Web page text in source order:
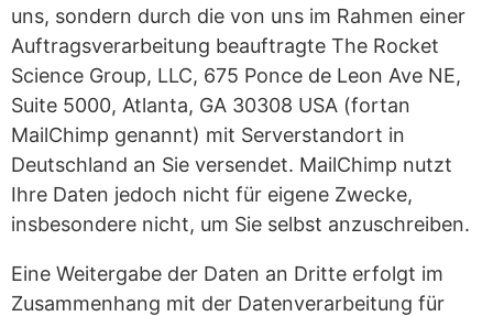
uns, sondern durch die von uns im Rahmen einer
Auftragsverarbeitung beauftragte The Rocket
Science Group, LLC, 675 Ponce de Leon Ave NE,
Suite 5000, Atlanta, GA 30308 USA (fortan
MailChimp genannt) mit Serverstandort in
Deutschland an Sie versendet. MailChimp nutzt
Ihre Daten jedoch nicht für eigene Zwecke,
insbesondere nicht, um Sie selbst anzuschreiben.
Eine Weitergabe der Daten an Dritte erfolgt im
Zusammenhang mit der Datenverarbeitung für